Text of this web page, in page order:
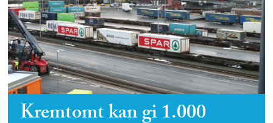
Kremtomt kan gi 1.000